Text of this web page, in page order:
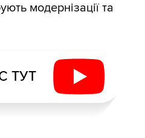
модернізації та
ТУТ